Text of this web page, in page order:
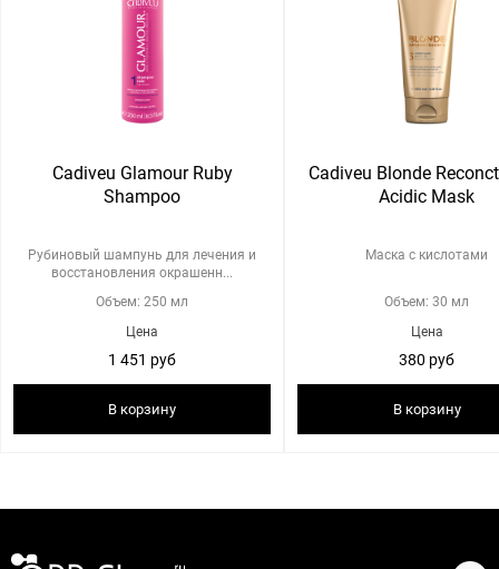
Cadiveu Glamour Ruby
Shampoo
Рубиновый шампунь для лечения и
восстановления окрашенн...
Объем: 250 мл
Цена
1 451 руб
В корзину
Cadiveu Blonde
Acidic Mask
Маска с кислотами
Объем: 30 мл
Цена
380 руб
В корзину